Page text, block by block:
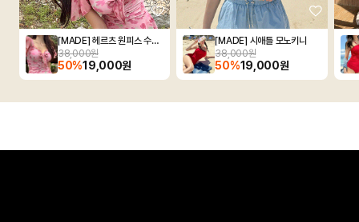
[MADE] 헤르츠 원피스 수영복
38,000원
50%19,000원
[MADE] 시애틀 모노키니
38,000원
50%19,000원